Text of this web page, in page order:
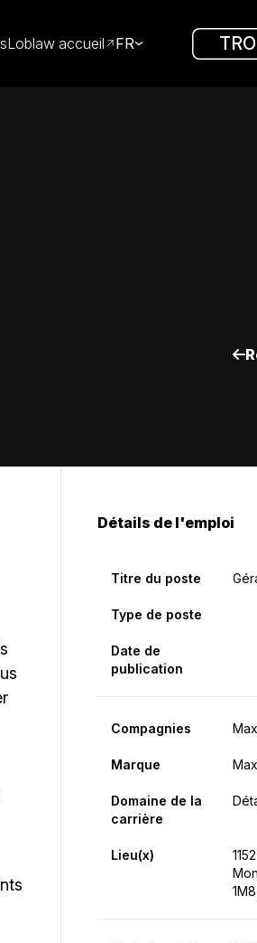
Loblaw accueil FR
Détails de l'emploi
Titre du poste
Type de poste
Date de
publication
Compagnies
Marque
Domaine de la
carrière
Lieu(x)